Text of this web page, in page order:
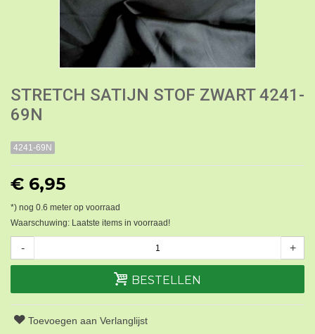
STRETCH SATIJN STOF ZWART 4241-
69N
4241-69N
€ 6,95
*) nog 0.6 meter op voorraad
Waarschuwing: Laatste items in voorraad!
- +
BESTELLEN
Toevoegen aan Verlanglijst